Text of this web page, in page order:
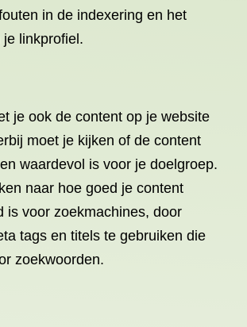
in de indexering en het
linkprofiel.
je ook de content op je website
moet je kijken of de content
waardevol is voor je doelgroep.
naar hoe goed je content
is voor zoekmachines, door
tags en titels te gebruiken die
zoekwoorden.